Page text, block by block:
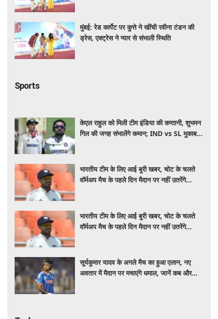
मुंबई: रेड कार्पेट पर कुत्ते ने खींची रवीना टंडन की
ड्रेस, एक्ट्रेस ने प्यार से संभाली स्थिति
Sports
केएल राहुल को मिली टीम इंडिया की कप्तानी, शुभमन
गिल की जगह संभालेंगे कमान; IND vs SL मुकाबले
भारतीय टीम के लिए आई बुरी खबर, चोट के चलते
वॉर्मअप मैच के पहले दिन मैदान पर नहीं उतरेंगे
भारतीय टीम के लिए आई बुरी खबर, चोट के चलते
वॉर्मअप मैच के पहले दिन मैदान पर नहीं उतरेंगे
सूर्यकुमार यादव के अगले मैच का हुआ एलान, नए
अवतार में मैदान पर मचाएंगे धमाल, जानें कब और